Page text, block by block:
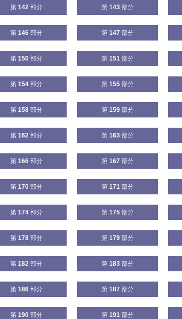
第 142部分 第 143部分
第 146部分 第 147 部分
第 150部分 第 151部分
第 154部分 第 155部分
第 158部分 第 159部分
第 162部分 第 163部分
第 166部分 第 167 部分
第 170部分 第 171部分
第 174部分 第 175部分
第 178部分 第 179部分
第 182部分 第 183部分
第 186部分 第 187 部分
第 190部分 第 191部分